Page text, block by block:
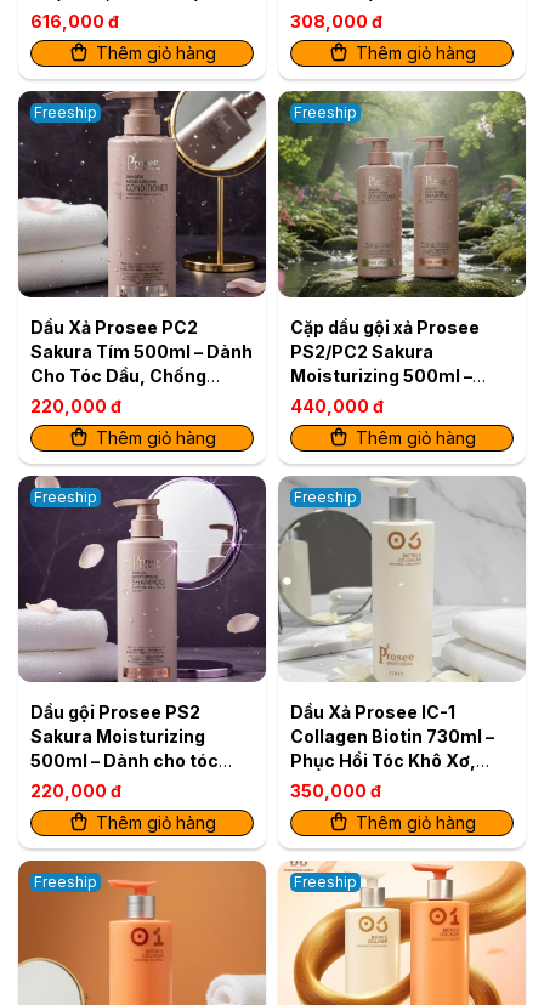
thơm bền mùi.
616,000 đ
Thêm giỏ hàng
308,000 đ
Thêm giỏ hàng
Freeship
Dầu Xả Prosee PC2
Sakura Tím 500ml – Dành
Cho Tóc Dầu, Chống
Rụng Tóc
220,000 đ
Thêm giỏ hàng
Freeship
Cặp dầu gội xả Prosee
PS2/PC2 Sakura
Moisturizing 500ml –
Dành cho tóc dầu, ngăn
rụng & dưỡng ẩm
440,000 đ
Thêm giỏ hàng
Freeship
Dầu gội Prosee PS2
Sakura Moisturizing
500ml – Dành cho tóc
dầu, ngăn rụng & dưỡng
ẩm
220,000 đ
Thêm giỏ hàng
Freeship
Dầu Xả Prosee IC-1
Collagen Biotin 730ml –
Phục Hồi Tóc Khô Xơ,
Giảm Gãy Rụng
350,000 đ
Thêm giỏ hàng
Freeship Freeship